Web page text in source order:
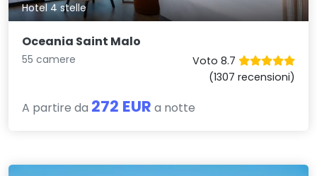
Hotel 4 stelle
Oceania Saint Malo
55 camere
Voto 8.7
(1307 recensioni)
A partire da 272 EUR a notte